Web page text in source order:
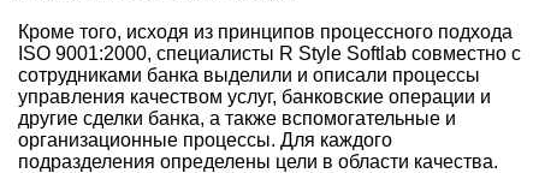
Кроме того, исходя из принципов процессного подхода
ISO 9001:2000, специалисты R Style Softlab совместно с
сотрудниками банка выделили и описали процессы
управления качеством услуг, банковские операции и
другие сделки банка, а также вспомогательные и
организационные процессы. Для каждого
подразделения определены цели в области качества.